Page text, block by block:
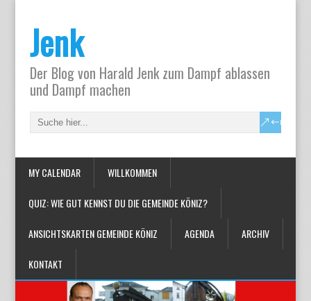
Jenk
Der Blog von Harald Jenk zum Dampf ablassen
und Dampf machen
MY CALENDAR WILLKOMMEN
QUIZ: WIE GUT KENNST DU DIE GEMEINDE KÖNIZ?
ANSICHTSKARTEN GEMEINDE KÖNIZ AGENDA ARCHIV
KONTAKT